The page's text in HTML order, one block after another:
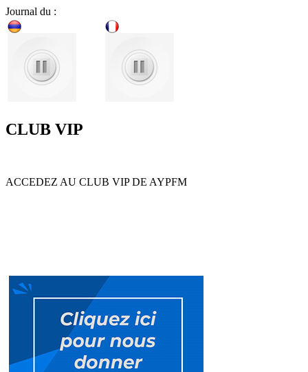
Journal du :
CLUB VIP
ACCEDEZ AU CLUB VIP DE AYPFM